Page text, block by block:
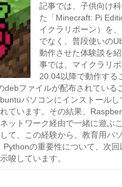
記事では、子供向け
た「Minecraft: Pi
イクラリボーン）を
でなく、普段使いの
動作させた体験談を
事では、マイクラリ
20.04以降で動作する
debファイルが配布されている
パソコンにインストールし
ています。その結果、
ットワーク経由で一緒に遊ぶ
て、この経験から、教育用パ
Pythonの重要性について、次
唆しています。